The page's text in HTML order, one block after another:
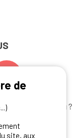
offres camping ?
de
site, aux